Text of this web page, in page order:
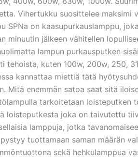
Vihertukku suosittelee maksimi
SPNa on kaasupurkauslamppu,
minuutin jälkeen vähitellen
lampun purkausputken
kuten 100w, 200w, 250,
kannattaa miettiä tätä
Mitä enemmän satoa saat sitä
tarkoitetaan
loisteputkesta joka on taivutettu
lamppuja, jotka
tuottamaan saman määrän
sekä hehkulamppua